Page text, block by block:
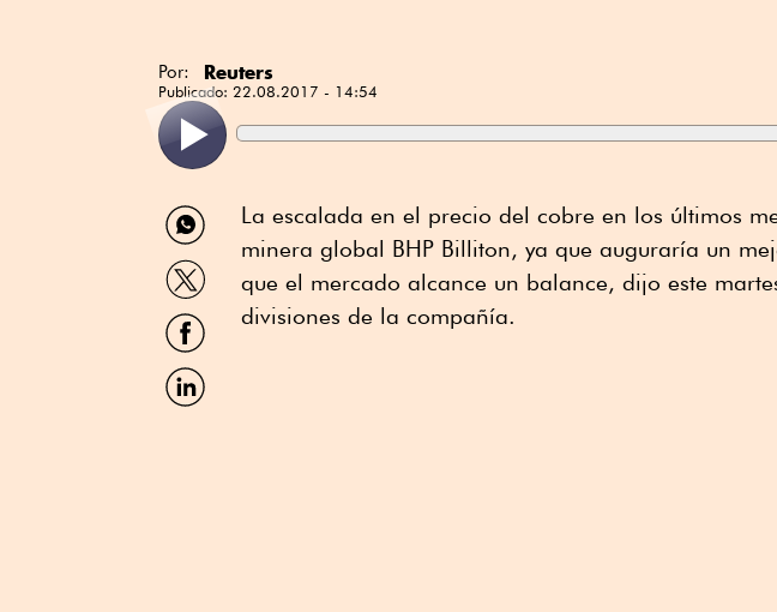
Por: Reuters
Publicado: 22.08.2017 - 14:54
Compartir
por
WhatsApp
Compartir
por
Twitter
Compartir
por
Facebook
Compartir
por
La escalada en el precio del cobre en los últimos
minera global BHP Billiton, ya que auguraría un
que el mercado alcance un balance, dijo este
divisiones de la compañía.